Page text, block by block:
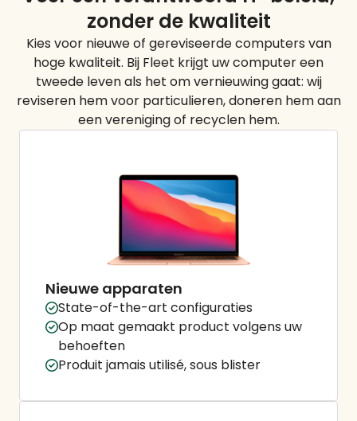
zonder de kwaliteit
Kies voor nieuwe of gereviseerde computers van
hoge kwaliteit. Bij Fleet krijgt uw computer een
tweede leven als het om vernieuwing gaat: wij
reviseren hem voor particulieren, doneren hem aan
een vereniging of recyclen hem.
Nieuwe apparaten
State-of-the-art configuraties
Op maat gemaakt product volgens uw
behoeften
Produit jamais utilisé, sous blister